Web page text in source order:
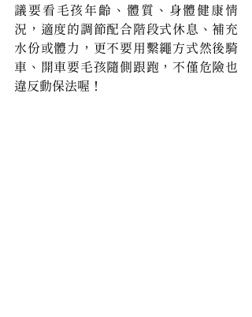
議要看毛孩年齡、體質、身體健康情
況，適度的調節配合階段式休息、補充
水份或體力，更不要用繫繩方式然後騎
車、開車要毛孩隨側跟跑，不僅危險也
違反動保法喔！